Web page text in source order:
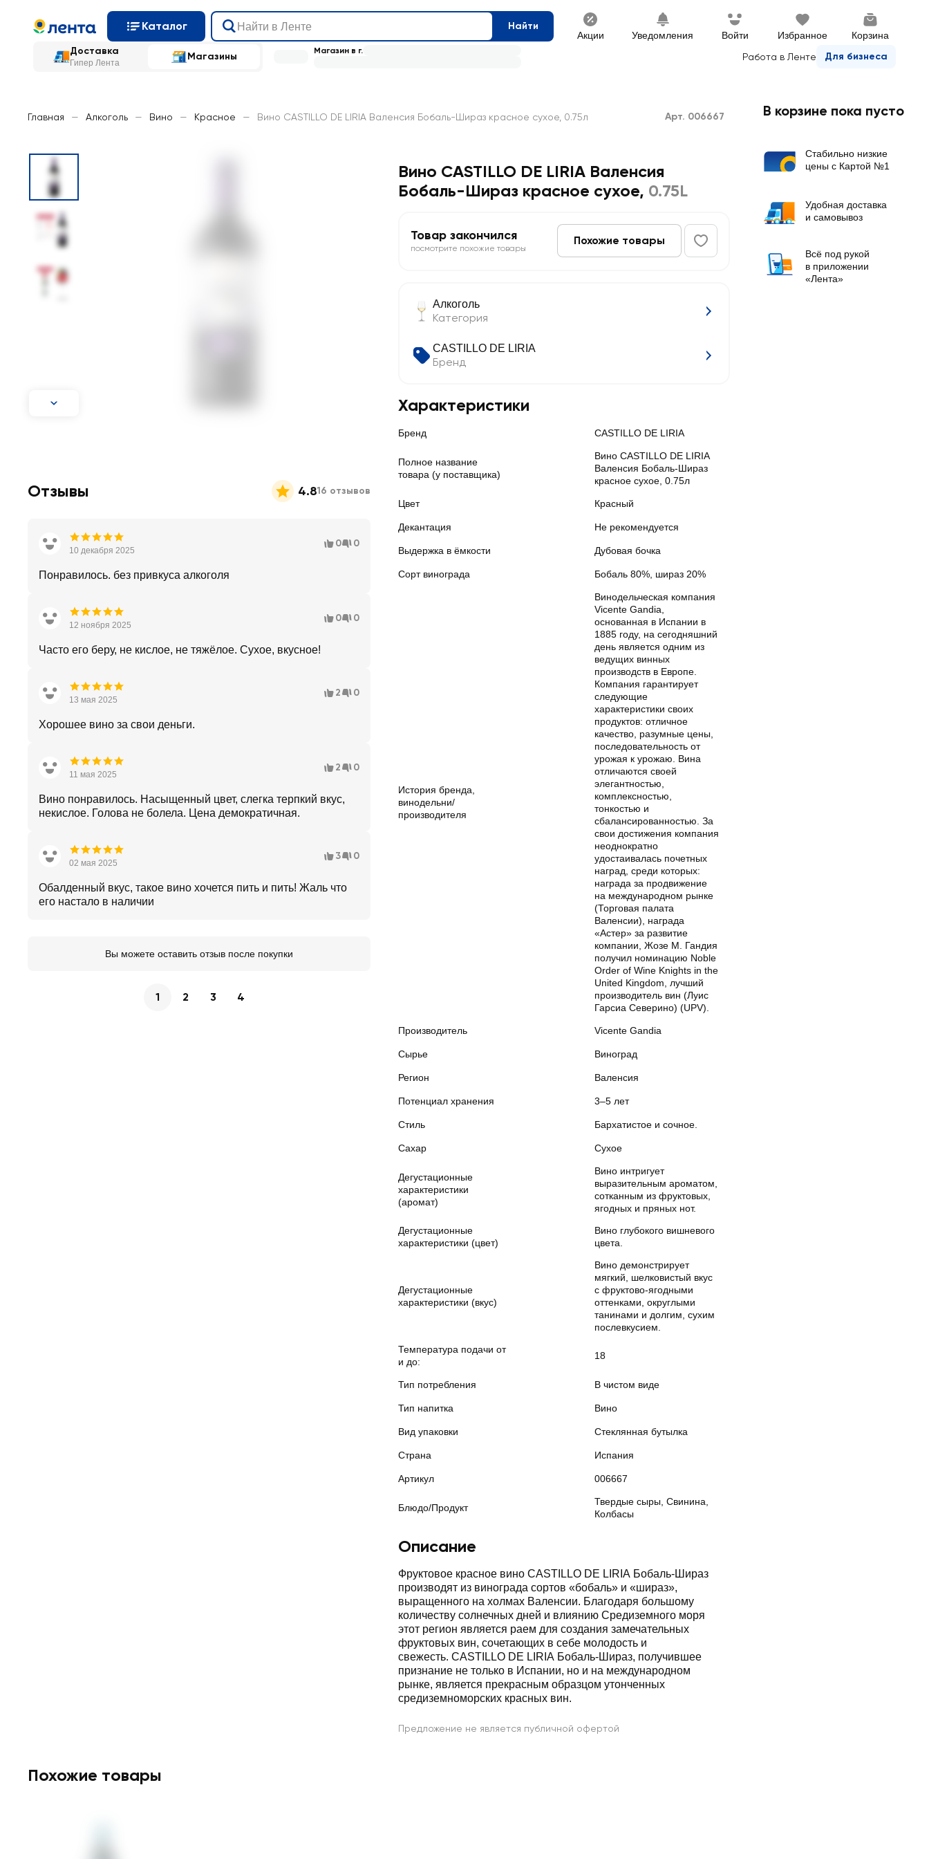
Каталог Найти
Акции Уведомления Войти Избранное Корзина
Доставка
Гипер Лента
Магазины Работа в Ленте Для бизнеса
Магазин в г.
Главная — Алкоголь — Вино — Красное — Вино CASTILLO DE LIRIA Валенсия Бобаль-Шираз красное сухое, 0.75л Арт. 006667
Вино CASTILLO DE LIRIA Валенсия
Бобаль-Шираз красное сухое, 0.75L
Товар закончился
посмотрите похожие товары
Похожие товары
Алкоголь
Категория
CASTILLO DE LIRIA
Бренд
Характеристики
Бренд CASTILLO DE LIRIA
Полное название
товара (у поставщика)
Вино CASTILLO DE LIRIA
Валенсия Бобаль-Шираз
красное сухое, 0.75л
Цвет Красный
Декантация Не рекомендуется
Выдержка в ёмкости Дубовая бочка
Сорт винограда Бобаль 80%, шираз 20%
История бренда,
винодельни/
производителя
Винодельческая компания
Vicente Gandia,
основанная в Испании в
1885 году, на сегодняшний
день является одним из
ведущих винных
производств в Европе.
Компания гарантирует
следующие
характеристики своих
продуктов: отличное
качество, разумные цены,
последовательность от
урожая к урожаю. Вина
отличаются своей
элегантностью,
комплексностью,
тонкостью и
сбалансированностью. За
свои достижения компания
неоднократно
удостаивалась почетных
наград, среди которых:
награда за продвижение
на международном рынке
(Торговая палата
Валенсии), награда
«Астер» за развитие
компании, Жозе М. Гандия
получил номинацию Noble
Order of Wine Knights in the
United Kingdom, лучший
производитель вин (Луис
Гарсиа Северино) (UPV).
Производитель Vicente Gandia
Сырье Виноград
Регион Валенсия
Потенциал хранения 3–5 лет
Стиль Бархатистое и сочное.
Сахар Сухое
Дегустационные
характеристики
(аромат)
Вино интригует
выразительным ароматом,
сотканным из фруктовых,
ягодных и пряных нот.
Дегустационные
характеристики (цвет)
Вино глубокого вишневого
цвета.
Дегустационные
характеристики (вкус)
Вино демонстрирует
мягкий, шелковистый вкус
с фруктово-ягодными
оттенками, округлыми
танинами и долгим, сухим
послевкусием.
Температура подачи от
и до:
18
Тип потребления В чистом виде
Тип напитка Вино
Вид упаковки Стеклянная бутылка
Страна Испания
Артикул 006667
Блюдо/Продукт
Твердые сыры, Свинина,
Колбасы
Описание
Фруктовое красное вино CASTILLO DE LIRIA Бобаль-Шираз
производят из винограда сортов «бобаль» и «шираз»,
выращенного на холмах Валенсии. Благодаря большому
количеству солнечных дней и влиянию Средиземного моря
этот регион является раем для создания замечательных
фруктовых вин, сочетающих в себе молодость и
свежесть. CASTILLO DE LIRIA Бобаль-Шираз, получившее
признание не только в Испании, но и на международном
рынке, является прекрасным образцом утонченных
средиземноморских красных вин.
Предложение не является публичной офертой
Отзывы 4.816 отзывов
10 декабря 2025
0 0
Понравилось. без привкуса алкоголя
12 ноября 2025
0 0
Часто его беру, не кислое, не тяжёлое. Сухое, вкусное!
13 мая 2025
2 0
Хорошее вино за свои деньги.
11 мая 2025
2 0
Вино понравилось. Насыщенный цвет, слегка терпкий вкус,
некислое. Голова не болела. Цена демократичная.
02 мая 2025
3 0
Обалденный вкус, такое вино хочется пить и пить! Жаль что
его настало в наличии
Вы можете оставить отзыв после покупки
1 2 3 4
Похожие товары
В корзине пока пусто
Стабильно низкие
цены с Картой №1
Удобная доставка
и самовывоз
Всё под рукой
в приложении
«Лента»